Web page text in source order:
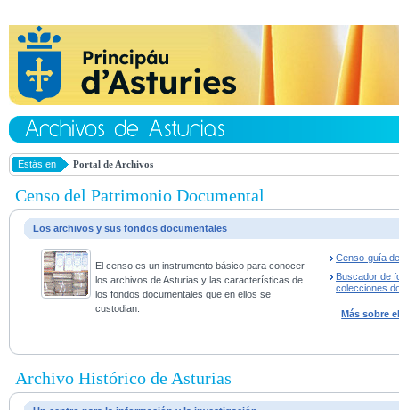
Estás en Portal de Archivos
Censo del Patrimonio Documental
Los archivos y sus fondos documentales
El censo es un instrumento básico para conocer
los archivos de Asturias y las características de
los fondos documentales que en ellos se
custodian.
Censo-guía
Buscador de
colecciones
Más sobre
Archivo Histórico de Asturias